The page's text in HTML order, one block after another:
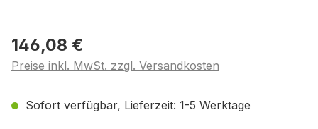
146,08 €
Preise inkl. MwSt. zzgl. Versandkosten
Sofort verfügbar, Lieferzeit: 1-5 Werktage